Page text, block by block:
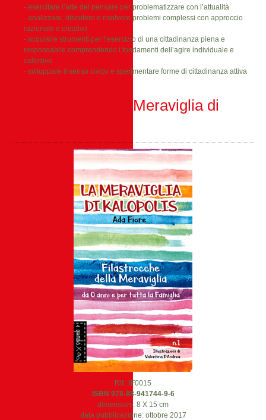
- esercitare l’arte del pensare per problematizzare con l’attualità
- analizzare, discutere e risolvere problemi complessi con approccio
razionale e creativo
- acquisire strumenti per l’esercizio di una cittadinanza piena e
responsabile comprendendo i fondamenti dell’agire individuale e
collettivo
- sviluppare il senso civico e sperimentare forme di cittadinanza attiva
Il Pieghevole - La Meraviglia di
Rif.: IF0015
ISBN 978-88-941744-9-6
dimensioni: 8 X 15 cm
data pubblicazione: ottobre 2017